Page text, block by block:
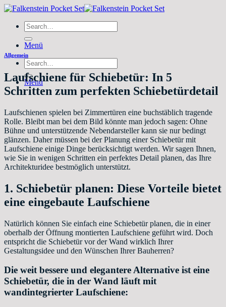
Zum
springenSearch
for:
Menü
Search
for:
Menü
Allgemein
Laufschiene für Schiebetür: In 5
Schritten zum perfekten Schiebetürdetail
Laufschienen spielen bei Zimmertüren eine buchstäblich tragende
Rolle. Bleibt man bei dem Bild könnte man jedoch sagen: Ohne
Bühne und unterstützende Nebendarsteller kann sie nur bedingt
glänzen. Daher müssen bei der Planung einer Schiebetür mit
Laufschiene einige Dinge berücksichtigt werden. Wir sagen Ihnen,
wie Sie in wenigen Schritten ein perfektes Detail planen, das Ihre
Architekturidee bestmöglich unterstützt.
1. Schiebetür planen: Diese Vorteile bietet
eine eingebaute Laufschiene
Natürlich können Sie einfach eine Schiebetür planen, die in einer
oberhalb der Öffnung montierten Laufschiene geführt wird. Doch
entspricht die Schiebetür vor der Wand wirklich Ihrer
Gestaltungsidee und den Wünschen Ihrer Bauherren?
Die weit bessere und elegantere Alternative ist eine
Schiebetür, die in der Wand läuft mit
wandintegrierter Laufschiene: